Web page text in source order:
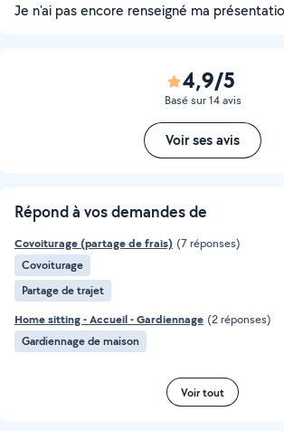
Je n'ai pas encore renseigné ma
4,9/5
Basé sur 14 avis
Voir ses avis
Répond à vos demandes de
Covoiturage (partage de frais) (7 réponses)
Covoiturage
Partage de trajet
Home sitting - Accueil - Gardiennage (2 réponses)
Gardiennage de maison
Voir tout